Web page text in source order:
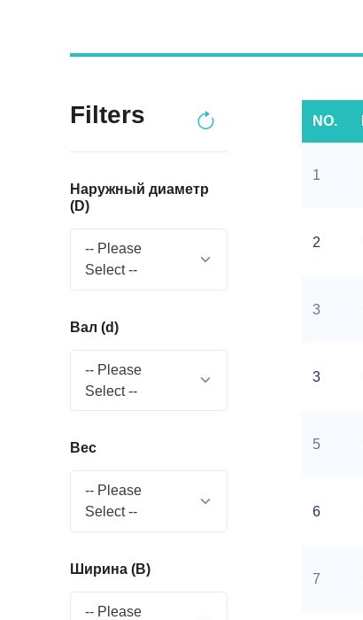
Filters
Наружный диаметр
(D)
-- Please
Select --
Вал (d)
-- Please
Select --
Вес
-- Please
Select --
Ширина (B)
-- Please
NO.
1
2
3
3
5
6
7